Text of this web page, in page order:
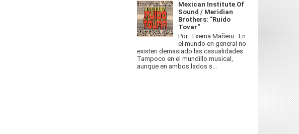
Mexican Institute Of
Sound / Meridian
Brothers: "Ruido
Tovar"
Por: Txema Mañeru. En
el mundo en general no
existen demasiado las casualidades.
Tampoco en el mundillo musical,
aunque en ambos lados s...